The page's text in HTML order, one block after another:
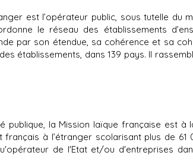
est l’opérateur public, sous tutelle du
le réseau des établissements
par son étendue, sa cohérence et sa
établissements, dans 139 pays. Il
publique, la Mission laïque française est à
français à l’étranger scolarisant plus de 61
de l'Etat et/ou d'entreprises